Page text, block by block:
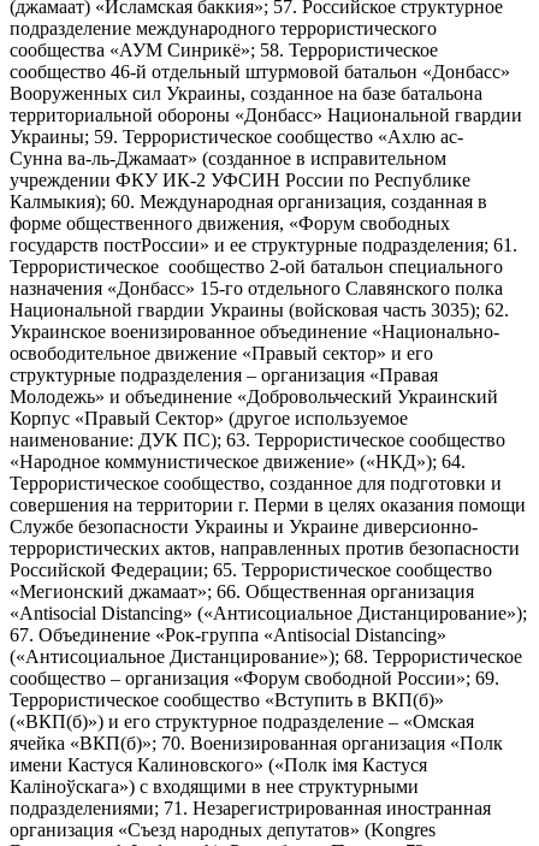
(джамаат) «Исламская баккия»; 57. Российское структурное
подразделение международного террористического
сообщества «АУМ Синрикё»; 58. Террористическое
сообщество 46-й отдельный штурмовой батальон «Донбасс»
Вооруженных сил Украины, созданное на базе батальона
территориальной обороны «Донбасс» Национальной гвардии
Украины; 59. Террористическое сообщество «Ахлю ас-
Сунна ва-ль-Джамаат» (созданное в исправительном
учреждении ФКУ ИК-2 УФСИН России по Республике
Калмыкия); 60. Международная организация, созданная в
форме общественного движения, «Форум свободных
государств постРоссии» и ее структурные подразделения; 61.
Террористическое сообщество 2-ой батальон специального
назначения «Донбасс» 15-го отдельного Славянского полка
Национальной гвардии Украины (войсковая часть 3035); 62.
Украинское военизированное объединение «Национально-
освободительное движение «Правый сектор» и его
структурные подразделения – организация «Правая
Молодежь» и объединение «Добровольческий Украинский
Корпус «Правый Сектор» (другое используемое
наименование: ДУК ПС); 63. Террористическое сообщество
«Народное коммунистическое движение» («НКД»); 64.
Террористическое сообщество, созданное для подготовки и
совершения на территории г. Перми в целях оказания помощи
Службе безопасности Украины и Украине диверсионно-
террористических актов, направленных против безопасности
Российской Федерации; 65. Террористическое сообщество
«Мегионский джамаат»; 66. Общественная организация
«Antisocial Distancing» («Антисоциальное Дистанцирование»);
67. Объединение «Рок-группа «Antisocial Distancing»
(«Антисоциальное Дистанцирование»); 68. Террористическое
сообщество – организация «Форум свободной России»; 69.
Террористическое сообщество «Вступить в ВКП(б)»
(«ВКП(б)») и его структурное подразделение – «Омская
ячейка «ВКП(б)»; 70. Военизированная организация «Полк
имени Кастуся Калиновского» («Полк iмя Кастуся
Калiноўскага») с входящими в нее структурными
подразделениями; 71. Незарегистрированная иностранная
организация «Съезд народных депутатов» (Kongres